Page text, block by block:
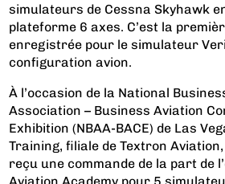
simulateurs de Cessna Skyhawk
plateforme 6 axes. C’est la
enregistrée pour le simulateur
configuration avion.
À l’occasion de la National
Association – Business Aviation
Exhibition (NBAA-BACE) de Las
Training, filiale de Textron
reçu une commande de la part de